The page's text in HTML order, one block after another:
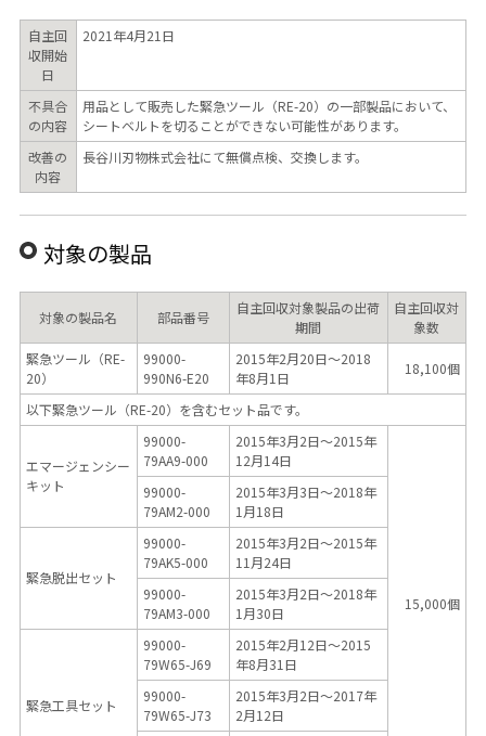
自主回
収開始
日
2021年4月21日
不具合
の内容
用品として販売した緊急ツール（RE-20）の一部製品において、
シートベルトを切ることができない可能性があります。
改善の
内容
長谷川刃物株式会社にて無償点検、交換します。
対象の製品
対象の製品名 部品番号
自主回収対象製品の出荷
期間
自主回収対
象数
緊急ツール（RE-
20）
99000-
990N6-E20
2015年2月20日～2018
年8月1日
18,100個
以下緊急ツール（RE-20）を含むセット品です。
エマージェンシー
キット
99000-
79AA9-000
2015年3月2日～2015年
12月14日
15,000個
99000-
79AM2-000
2015年3月3日～2018年
1月18日
緊急脱出セット
99000-
79AK5-000
2015年3月2日～2015年
11月24日
99000-
79AM3-000
2015年3月2日～2018年
1月30日
緊急工具セット
99000-
79W65-J69
2015年2月12日～2015
年8月31日
99000-
79W65-J73
2015年3月2日～2017年
2月12日